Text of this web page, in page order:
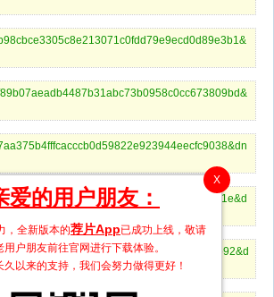
X
爱的用户朋友：
，全新版本的荐片App已成功上线，敬请
用户朋友前往官网进行下载体验。
久以来的支持，我们会努力做得更好！